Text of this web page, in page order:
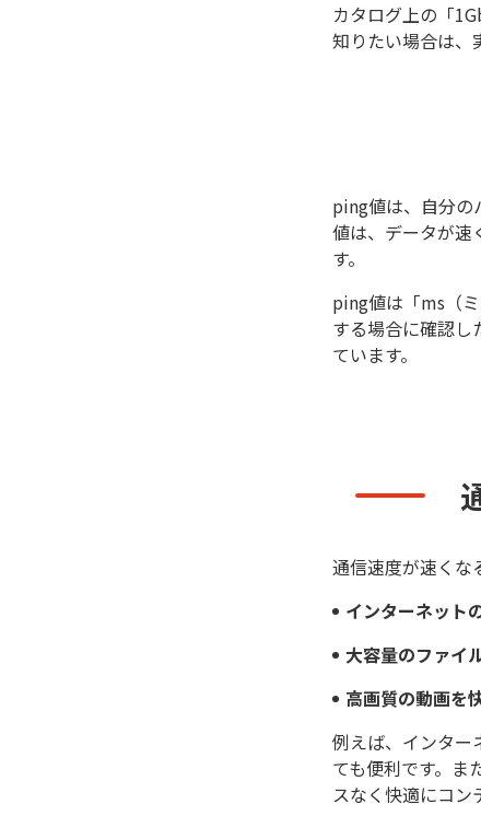
カタログ上の「
知りたい場合は、
ping値は、自分の
値は、データが速
す。
ping値は「ms（
する場合に確認し
ています。
通信速度が速くな
インターネット
大容量のファイ
高画質の動画を
例えば、インター
ても便利です。ま
スなく快適にコン